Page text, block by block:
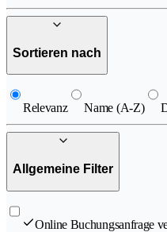
Sortieren nach
Relevanz Name (A-Z)
Allgemeine Filter
Online Buchungsanfrage